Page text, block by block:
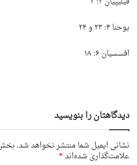
یوحنا ۴: ۲۳ و ۲۴
افسسیان ۶: ۱۸
دیدگاهتان را بنویسید
نشانی ایمیل شما منتشر نخواهد شد.
علامت‌گذاری شده‌اند*